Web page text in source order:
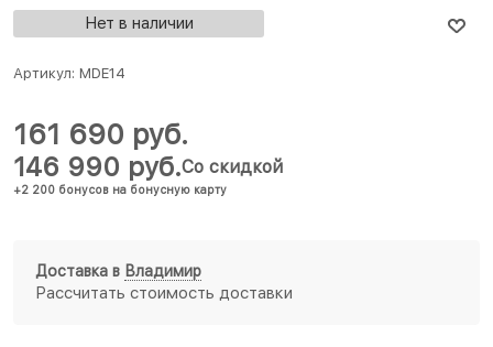
Нет в наличии
Артикул: MDE14
146 990 руб.
+2 200 бонусов на бонусную карту
Со скидкой
161 690 руб.
Доставка в Владимир
Рассчитать стоимость доставки